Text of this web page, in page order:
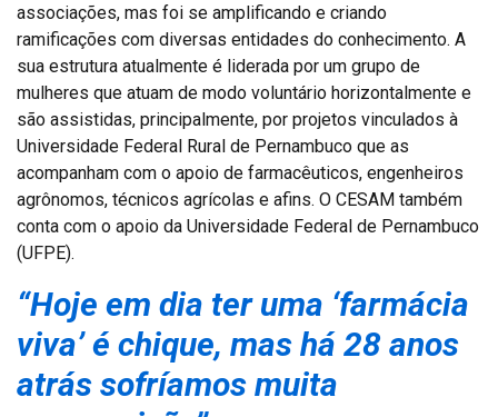
associações, mas foi se amplificando e criando
ramificações com diversas entidades do conhecimento. A
sua estrutura atualmente é liderada por um grupo de
mulheres que atuam de modo voluntário horizontalmente e
são assistidas, principalmente, por projetos vinculados à
Universidade Federal Rural de Pernambuco que as
acompanham com o apoio de farmacêuticos, engenheiros
agrônomos, técnicos agrícolas e afins. O CESAM também
conta com o apoio da Universidade Federal de Pernambuco
(UFPE).
“Hoje em dia ter uma ‘farmácia
viva’ é chique, mas há 28 anos
atrás sofríamos muita